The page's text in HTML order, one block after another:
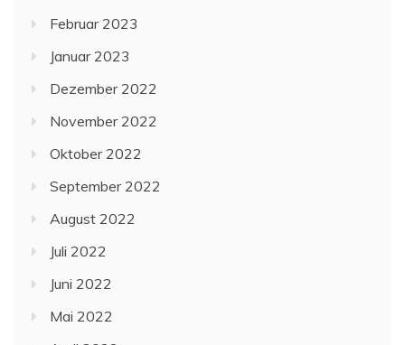
Februar 2023
Januar 2023
Dezember 2022
November 2022
Oktober 2022
September 2022
August 2022
Juli 2022
Juni 2022
Mai 2022